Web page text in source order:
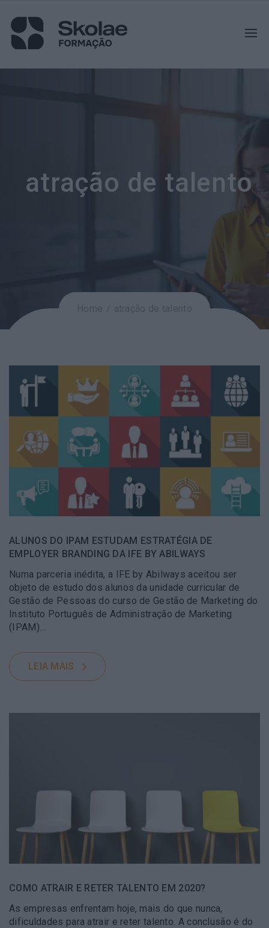
atração de talento
ALUNOS DO IPAM ESTUDAM ESTRATÉGIA DE
EMPLOYER BRANDING DA IFE BY ABILWAYS
Numa parceria inédita, a IFE by Abilways aceitou ser
objeto de estudo dos alunos da unidade curricular de
Gestão de Pessoas do curso de Gestão de Marketing do
Instituto Português de Administração de Marketing
(IPAM)…
LEIA MAIS
COMO ATRAIR E RETER TALENTO EM 2020?
As empresas enfrentam hoje, mais do que nunca,
dificuldades para atrair e reter talento. A conclusão é do